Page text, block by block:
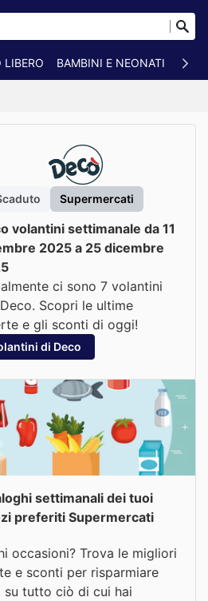
LIBERO BAMBINI E NEONATI
Supermercati
volantini settimanale da 11
2025 a 25 dicembre
ci sono 7 volantini
Scopri le ultime
e gli sconti di oggi!
di Deco
settimanali dei tuoi
preferiti Supermercati
occasioni? Trova le migliori
e sconti per risparmiare
su tutto ciò di cui hai